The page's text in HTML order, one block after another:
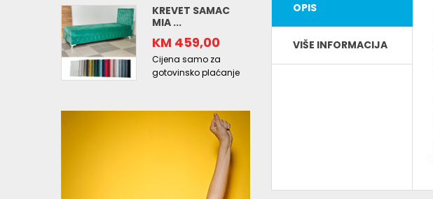
OPIS
VIŠE INFORMACIJA
KREVET SAMAC
MIA ...
KM 459,00
Cijena samo za
gotovinsko plaćanje